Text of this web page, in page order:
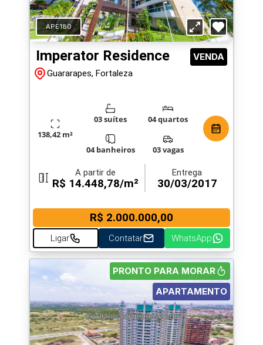
APE180
Imperator Residence VENDA
Guararapes, Fortaleza
138,42 m²
03 suítes 04 quartos
04 banheiros 03 vagas
A partir de
R$ 14.448,78/m²
Entrega
30/03/2017
R$ 2.000.000,00
Ligar Contatar WhatsApp
APARTAMENTO
PRONTO PARA MORAR